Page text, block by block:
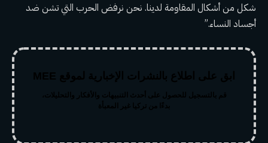
شكل من أشكال المقاومة لدينا. نحن نرفض الحرب التي تشن ضد
أجساد النساء.”
ابق على اطلاع بالنشرات الإخبارية لموقع MEE
قم بالتسجيل للحصول على أحدث التنبيهات والأفكار والتحليلات،
بدءًا من تركيا غير المعبأة